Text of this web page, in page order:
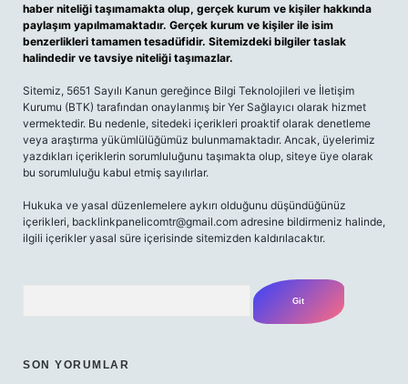
haber niteliği taşımamakta olup, gerçek kurum ve kişiler hakkında
paylaşım yapılmamaktadır. Gerçek kurum ve kişiler ile isim
benzerlikleri tamamen tesadüfidir. Sitemizdeki bilgiler taslak
halindedir ve tavsiye niteliği taşımazlar.
Sitemiz, 5651 Sayılı Kanun gereğince Bilgi Teknolojileri ve İletişim
Kurumu (BTK) tarafından onaylanmış bir Yer Sağlayıcı olarak hizmet
vermektedir. Bu nedenle, sitedeki içerikleri proaktif olarak denetleme
veya araştırma yükümlülüğümüz bulunmamaktadır. Ancak, üyelerimiz
yazdıkları içeriklerin sorumluluğunu taşımakta olup, siteye üye olarak
bu sorumluluğu kabul etmiş sayılırlar.
Hukuka ve yasal düzenlemelere aykırı olduğunu düşündüğünüz
içerikleri, backlinkpanelicomtr@gmail.com adresine bildirmeniz halinde,
ilgili içerikler yasal süre içerisinde sitemizden kaldırılacaktır.
SON YORUMLAR